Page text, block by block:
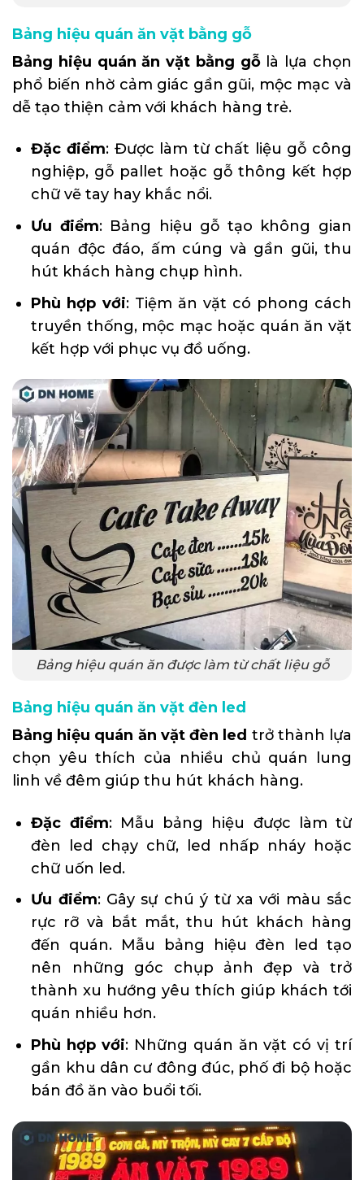
Bảng hiệu quán ăn vặt bằng gỗ
Bảng hiệu quán ăn vặt bằng gỗlà lựa chọn
phổ biến nhờ cảm giác gần gũi, mộc mạc và
dễ tạo thiện cảm với khách hàng trẻ.
Đặc điểm: Được làm từ chất liệu gỗ công
nghiệp, gỗ pallet hoặc gỗ thông kết hợp
chữ vẽ tay hay khắc nổi.
Ưu điểm: Bảng hiệu gỗ tạo không gian
quán độc đáo, ấm cúng và gần gũi, thu
hút khách hàng chụp hình.
Phù hợp với: Tiệm ăn vặt có phong cách
truyền thống, mộc mạc hoặc quán ăn vặt
kết hợp với phục vụ đồ uống.
Bảng hiệu quán ăn được làm từ chất liệu gỗ
Bảng hiệu quán ăn vặt đèn led
Bảng hiệu quán ăn vặt đèn led trở thành lựa
chọn yêu thích của nhiều chủ quán lung
linh về đêm giúp thu hút khách hàng.
Đặc điểm: Mẫu bảng hiệu được làm từ
đèn led chạy chữ, led nhấp nháy hoặc
chữ uốn led.
Ưu điểm: Gây sự chú ý từ xa với màu sắc
rực rỡ và bắt mắt, thu hút khách hàng
đến quán. Mẫu bảng hiệu đèn led tạo
nên những góc chụp ảnh đẹp và trở
thành xu hướng yêu thích giúp khách tới
quán nhiều hơn.
Phù hợp với: Những quán ăn vặt có vị trí
gần khu dân cư đông đúc, phố đi bộ hoặc
bán đồ ăn vào buổi tối.